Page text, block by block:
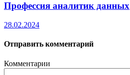
Профессия аналитик данных
28.02.2024
Отправить комментарий
Комментарии